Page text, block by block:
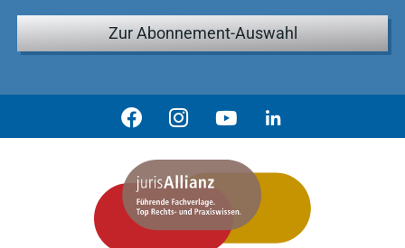
Zur Abonnement-Auswahl